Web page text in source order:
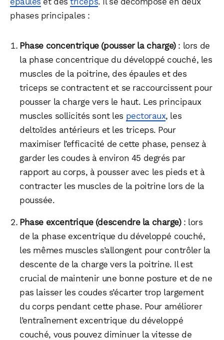
phases principales :
Phase concentrique (pousser la charge): lors de
la phase concentrique du développé couché, les
muscles de la poitrine, des épaules et des
triceps se contractent et se raccourcissent pour
pousser la charge vers le haut. Les principaux
muscles sollicités sont les pectoraux, les
deltoïdes antérieurs et les triceps. Pour
maximiser l’efficacité de cette phase, pensez à
garder les coudes à environ 45 degrés par
rapport au corps, à pousser avec les pieds et à
contracter les muscles de la poitrine lors de la
poussée.
Phase excentrique (descendre la charge): lors
de la phase excentrique du développé couché,
les mêmes muscles s’allongent pour contrôler la
descente de la charge vers la poitrine. Il est
crucial de maintenir une bonne posture et de ne
pas laisser les coudes s’écarter trop largement
du corps pendant cette phase. Pour améliorer
l’entraînement excentrique du développé
couché, vous pouvez diminuer la vitesse de